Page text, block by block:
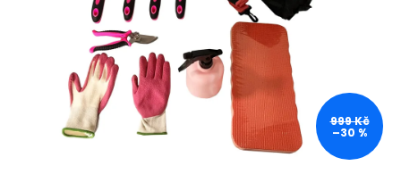
999 Kč
–30 %